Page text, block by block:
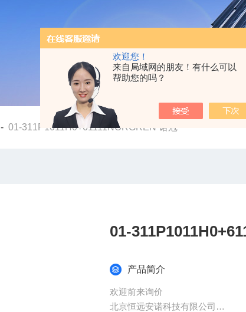
欢迎您！
来自局域网的朋友！有什么可以
帮助您的吗？
-01-311P1011H0+61111NORGREN 诺冠
产品简介
欢迎前来询价
北京恒远安诺科技有限公司